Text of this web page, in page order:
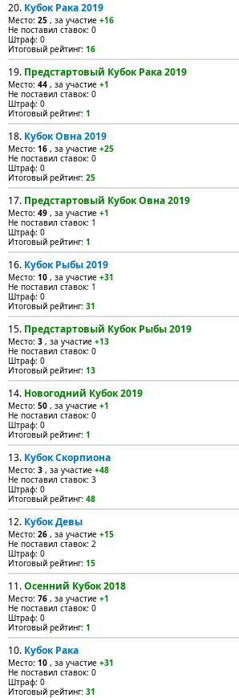
20. Кубок Рака 2019
Место: 25 , за участие +16
Не поставил ставок: 0
Штраф: 0
Итоговый рейтинг: 16
19. Предстартовый Кубок Рака 2019
Место: 44 , за участие +1
Не поставил ставок: 0
Штраф: 0
Итоговый рейтинг: 1
18. Кубок Овна 2019
Место: 16 , за участие +25
Не поставил ставок: 0
Штраф: 0
Итоговый рейтинг: 25
17. Предстартовый Кубок Овна 2019
Место: 49 , за участие +1
Не поставил ставок: 1
Штраф: 0
Итоговый рейтинг: 1
16. Кубок Рыбы 2019
Место: 10 , за участие +31
Не поставил ставок: 1
Штраф: 0
Итоговый рейтинг: 31
15. Предстартовый Кубок Рыбы 2019
Место: 3 , за участие +13
Не поставил ставок: 0
Штраф: 0
Итоговый рейтинг: 13
14. Новогодний Кубок 2019
Место: 50 , за участие +1
Не поставил ставок: 0
Штраф: 0
Итоговый рейтинг: 1
13. Кубок Скорпиона
Место: 3 , за участие +48
Не поставил ставок: 3
Штраф: 0
Итоговый рейтинг: 48
12. Кубок Девы
Место: 26 , за участие +15
Не поставил ставок: 2
Штраф: 0
Итоговый рейтинг: 15
11.Осенний Кубок 2018
Место: 76 , за участие +1
Не поставил ставок: 0
Штраф: 0
Итоговый рейтинг: 1
10. Кубок Рака
Место: 10 , за участие +31
Не поставил ставок: 0
Штраф: 0
Итоговый рейтинг: 31